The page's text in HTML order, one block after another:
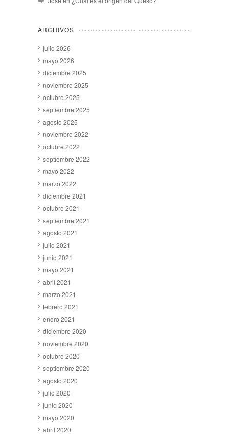
ARCHIVOS
julio 2026
mayo 2026
diciembre 2025
noviembre 2025
octubre 2025
septiembre 2025
agosto 2025
noviembre 2022
octubre 2022
septiembre 2022
mayo 2022
marzo 2022
diciembre 2021
octubre 2021
septiembre 2021
agosto 2021
julio 2021
junio 2021
mayo 2021
abril 2021
marzo 2021
febrero 2021
enero 2021
diciembre 2020
noviembre 2020
octubre 2020
septiembre 2020
agosto 2020
julio 2020
junio 2020
mayo 2020
abril 2020